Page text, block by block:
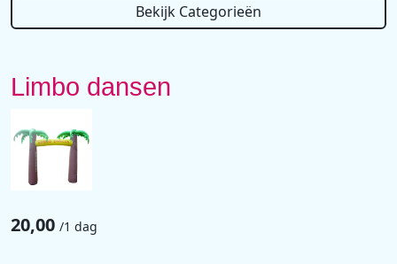
Bekijk Categorieën
Limbo dansen
20,00 /1 dag